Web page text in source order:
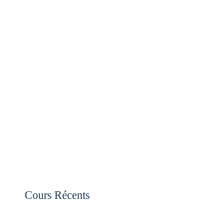
Cours Récents